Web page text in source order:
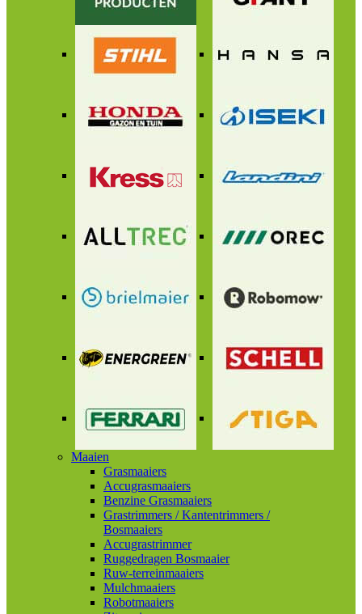
Maaien
Grasmaaiers
Accugrasmaaiers
Benzine Grasmaaiers
Grastrimmers / Kantentrimmers /
Bosmaaiers
Accugrastrimmer
Ruggedragen Bosmaaier
Ruw-terreinmaaiers
Mulchmaaiers
Robotmaaiers